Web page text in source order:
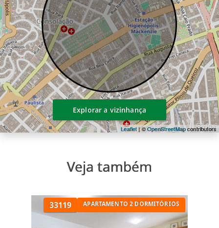
Gourmet
Pet Place
Leaflet | ©OpenStreetMapcontributors
Explorar a vizinhança
Veja também
33119 APARTAMENTO 2 DORMITÓRIOS